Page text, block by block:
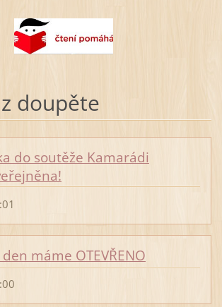
doupěte
do soutěže Kamarádi
máme OTEVŘENO